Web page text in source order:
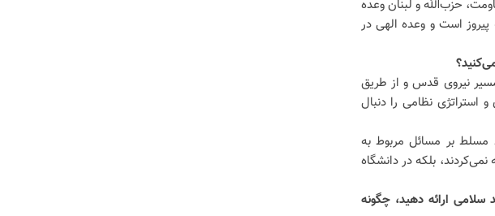
حزب‌الله و لبنان وعده
پیروز است و وعده الهی در
نیروی قدس و از طریق
نظامی را دنبال
مسلط بر مسائل مربوط به
بلکه در دانشگاه
ارائه دهید، چگونه